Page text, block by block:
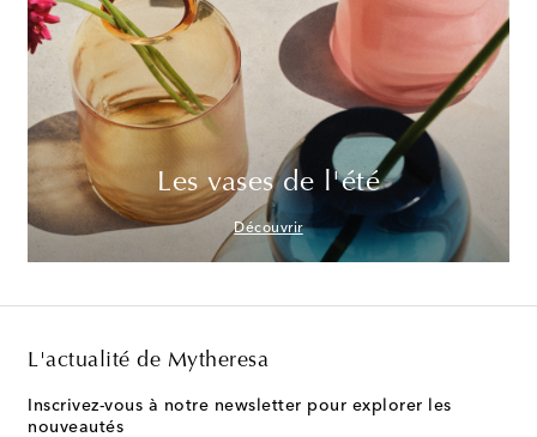
Les vases de l'été
Découvrir
L'actualité de Mytheresa
Inscrivez-vous à notre newsletter pour explorer les
nouveautés